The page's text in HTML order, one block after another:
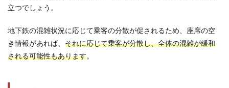
立つでしょう。
地下鉄の混雑状況に応じて乗客の分散が促されるため、座席の空
き情報があれば、 それに応じて乗客が分散し、全体の混雑が緩和
される可能性もあります。